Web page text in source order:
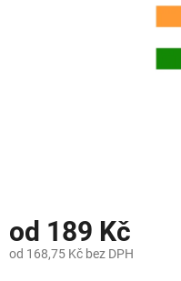
od 189 Kč
od 168,75 Kč bez DPH